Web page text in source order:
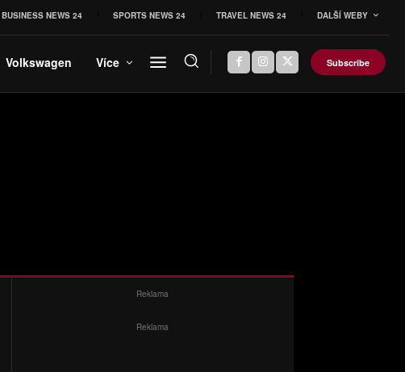
BUSINESS NEWS 24 SPORTS NEWS 24 TRAVEL NEWS 24 DALŠÍ WEBY
Volkswagen Více Subscribe
Reklama
Reklama